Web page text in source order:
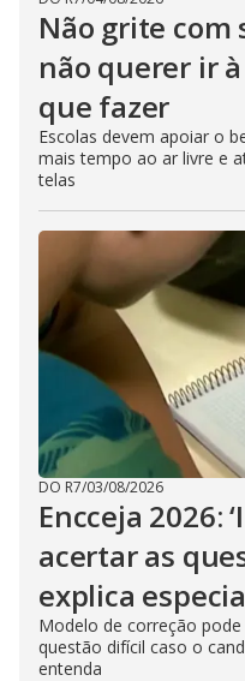
Não grite com
não querer ir
que fazer
Escolas devem apoiar o
mais tempo ao ar livre e
telas
DO R7/03/08/2026
Encceja 2026:
acertar as
explica
Modelo de correção pode
questão difícil caso o
entenda